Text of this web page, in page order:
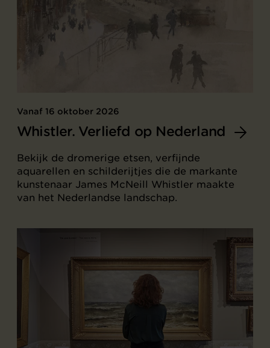
Vanaf 16 oktober 2026
Whistler. Verliefd op Nederland
Bekijk de dromerige etsen, verfijnde
aquarellen en schilderijtjes die de markante
kunstenaar James McNeill Whistler maakte
van het Nederlandse landschap.